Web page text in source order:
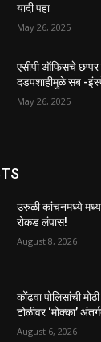
यादी पहा
May 26, 2025
एसीपी ऑफिसचे
दडपशाहीमुळे सब -
May 26, 2025
उरुळी कांचनमध्ये
रोकड लंपास!
August 8, 2026
कोंढवा पोलिसांची
टोळीवर ‘मोक्का’
August 6, 2026